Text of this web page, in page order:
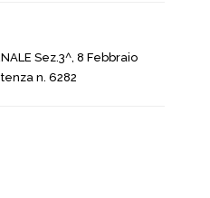
Sez.3^, 8 Febbraio
n. 6282